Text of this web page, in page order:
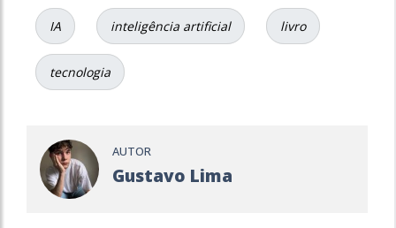
IA inteligência artificial livro
tecnologia
AUTOR
Gustavo Lima